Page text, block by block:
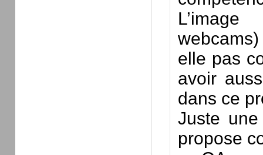
elle pas
avoir
dans ce
Juste
propose